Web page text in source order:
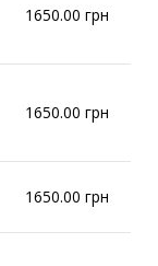
1650.00 грн
1650.00 грн
1650.00 грн